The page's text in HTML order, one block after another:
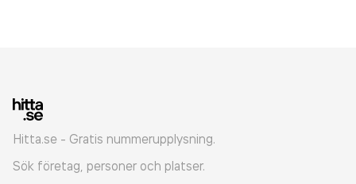
Hitta.se - Gratis nummerupplysning.
Sök företag, personer och platser.